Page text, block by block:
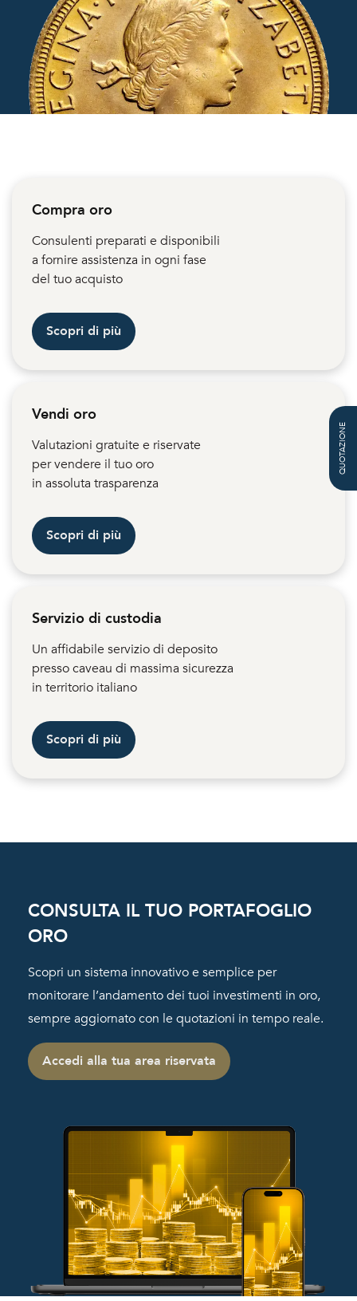
Compra oro
Consulenti preparati e disponibili
a fornire assistenza in ogni fase
del tuo acquisto
Scopri di più
Vendi oro
Valutazioni gratuite e riservate
per vendere il tuo oro
in assoluta trasparenza
Scopri di più
Servizio di custodia
Un affidabile servizio di deposito
presso caveau di massima sicurezza
in territorio italiano
Scopri di più
CONSULTA IL TUO PORTAFOGLIO
ORO
Scopri un sistema innovativo e semplice per
monitorare l’andamento dei tuoi investimenti in oro,
sempre aggiornato con le quotazioni in tempo reale.
Accedi alla tua area riservata
QUOTAZIONE